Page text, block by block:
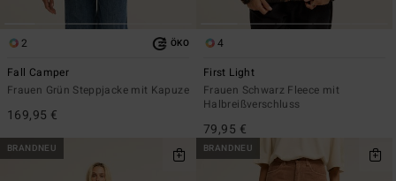
2 ÖKO
Fall Camper
Frauen Grün Steppjacke mit Kapuze
169,95 €
4
First Light
Frauen Schwarz Fleece mit
Halbreißverschluss
79,95 €
BRANDNEU BRANDNEU